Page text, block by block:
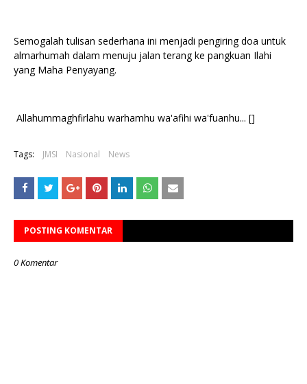
Semogalah tulisan sederhana ini menjadi pengiring doa untuk
almarhumah dalam menuju jalan terang ke pangkuan Ilahi
yang Maha Penyayang.
Allahummaghfirlahu warhamhu wa'afihi wa'fuanhu... []
Tags: JMSI Nasional News
POSTING KOMENTAR
0 Komentar